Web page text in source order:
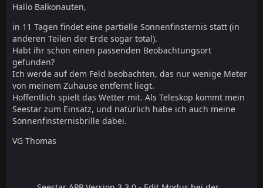
Hallo Balkonauten,
in 11 Tagen findet eine partielle Sonnenfinsternis statt (in
anderen Teilen der Erde sogar total).
Habt ihr schon einen passenden Beobachtungsort
gefunden?
Ich werde auf dem Feld beobachten, das nur wenige Meter
von meinem Zuhause entfernt liegt.
Hoffentlich spielt das Wetter mit. Als Teleskop kommt mein
Seestar zum Einsatz, und natürlich habe ich auch meine
Sonnenfinsternisbrille dabei.
VG Thomas